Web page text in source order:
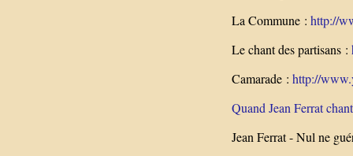
La Commune : http://
Le chant des partisans :
Camarade : http://
Quand Jean Ferrat
Jean Ferrat - Nul ne